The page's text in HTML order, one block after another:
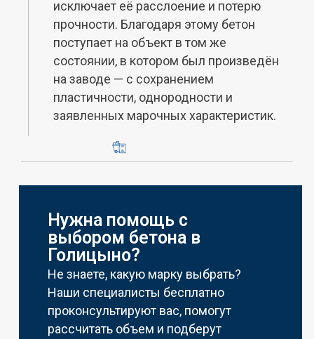
исключает её расслоение и потерю
прочности. Благодаря этому бетон
поступает на объект в том же
состоянии, в котором был произведён
на заводе — с сохранением
пластичности, однородности и
заявленных марочных характеристик.
Нужна помощь с
выбором бетона в
Голицыно?
Не знаете, какую марку выбрать?
Наши специалисты бесплатно
проконсультируют вас, помогут
рассчитать объем и подберут